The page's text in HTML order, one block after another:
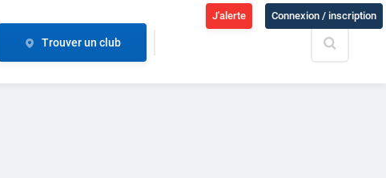
Connexion / inscription
J'alerte
Trouver un club